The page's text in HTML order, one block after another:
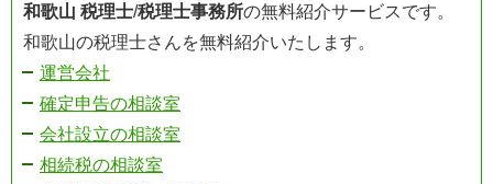
和歌山 税理士/税理士事務所の無料紹介サービスです。
和歌山の税理士さんを無料紹介いたします。
運営会社
確定申告の相談室
会社設立の相談室
相続税の相談室